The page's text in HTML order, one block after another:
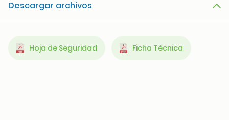
Hoja de Seguridad Ficha Técnica
Descargar archivos